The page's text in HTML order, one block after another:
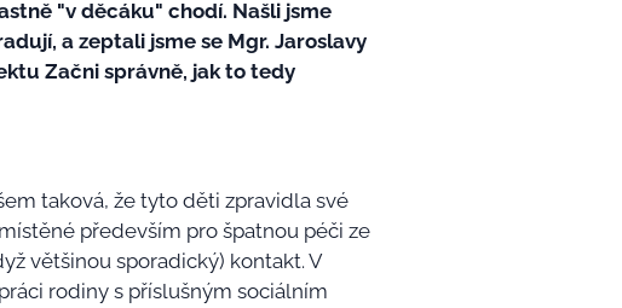
"v děcáku" chodí. Našli jsme
a zeptali jsme se Mgr. Jaroslavy
Začni správně, jak to tedy
taková, že tyto děti zpravidla své
především pro špatnou péči ze
většinou sporadický) kontakt. V
rodiny s příslušným sociálním